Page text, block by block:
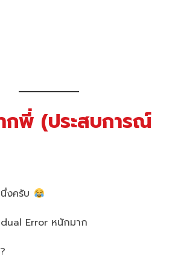
กพี่ (ประสบการณ์
งครับ
Error หนักมาก